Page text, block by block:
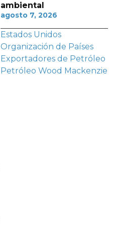
ambiental
agosto 7, 2026
Estados Unidos
Organización de Países
Exportadores de Petróleo
Petróleo Wood Mackenzie